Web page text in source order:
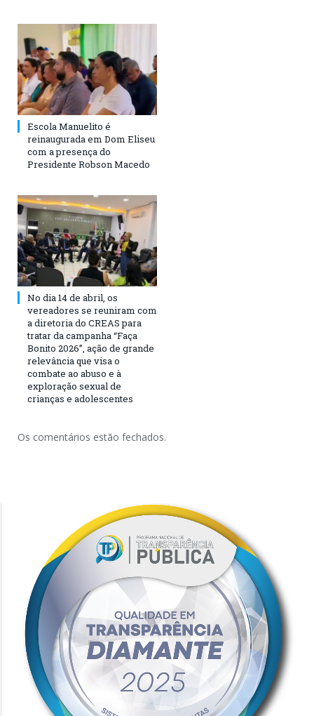
Escola Manuelito é
reinaugurada em Dom Eliseu
com a presença do
Presidente Robson Macedo
No dia 14 de abril, os
vereadores se reuniram com
a diretoria do CREAS para
tratar da campanha “Faça
Bonito 2026”, ação de grande
relevância que visa o
combate ao abuso e à
exploração sexual de
crianças e adolescentes
Os comentários estão fechados.